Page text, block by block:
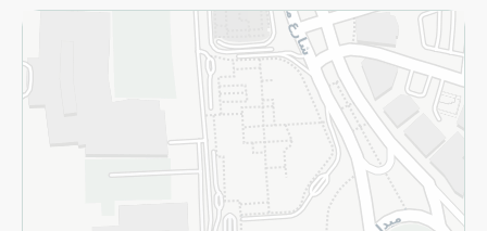
الاسترجاع
سياسة الاستخدام
سياسة الخصوصية
قم بالتسجيل للنشرة